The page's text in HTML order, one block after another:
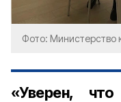
Фото: Министерство
«Уверен,